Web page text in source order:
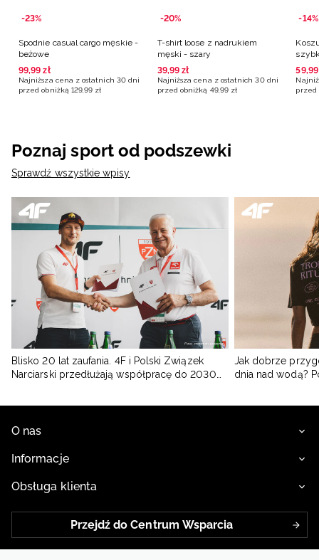
-23%
Spodnie casual cargo męskie -
beżowe
99,99 zł
Najniższa cena z ostatnich 30 dni
przed obniżką 129,99 zł
-20%
T-shirt loose z nadrukiem
męski - szary
39,99 zł
Najniższa cena z ostatnich 30 dni
przed obniżką 49,99 zł
-14%
59,99
przed
Poznaj sport od podszewki
Sprawdź wszystkie wpisy
Blisko 20 lat zaufania. 4F i Polski Związek
Narciarski przedłużają współpracę do 2030
Jak dobrze
dnia nad wodą?
O nas
Informacje
Obsługa klienta
Przejdź do Centrum Wsparcia